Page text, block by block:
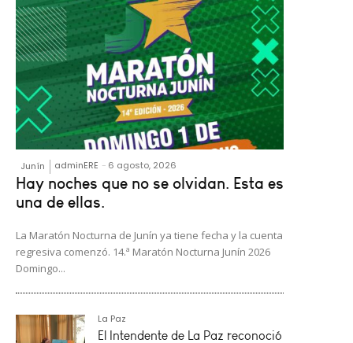
Junín adminERE - 6 agosto, 2026
Hay noches que no se olvidan. Esta es
una de ellas.
La Maratón Nocturna de Junín ya tiene fecha y la cuenta
regresiva comenzó. 14.ª Maratón Nocturna Junín 2026
Domingo...
La Paz
El Intendente de La Paz reconoció